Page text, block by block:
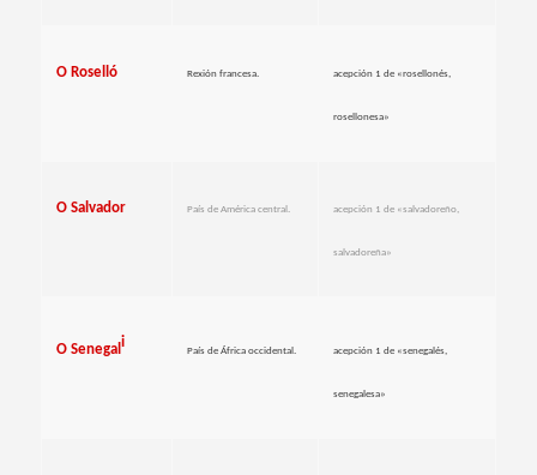
O Roselló Rexión francesa. acepción 1 de «rosellonés,
rosellonesa»
O Salvador País de América central. acepción 1 de «salvadoreño,
salvadoreña»
O Senegali
País de África occidental. acepción 1 de «senegalés,
senegalesa»